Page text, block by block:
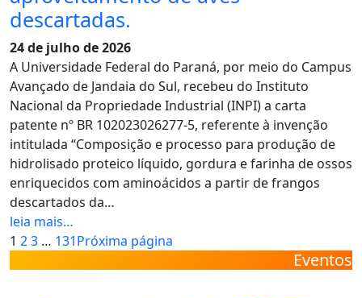
descartadas.
24 de julho de 2026
A Universidade Federal do Paraná, por meio do Campus
Avançado de Jandaia do Sul, recebeu do Instituto
Nacional da Propriedade Industrial (INPI) a carta
patente nº BR 102023026277-5, referente à invenção
intitulada “Composição e processo para produção de
hidrolisado proteico líquido, gordura e farinha de ossos
enriquecidos com aminoácidos a partir de frangos
descartados da…
leia mais…
1 23 … 131Próxima página
Eventos